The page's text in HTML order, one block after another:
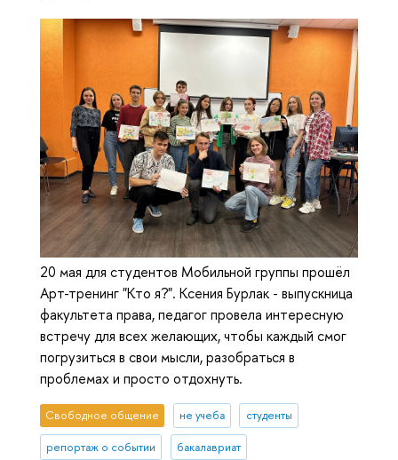
20 мая для студентов Мобильной группы прошёл
Арт-тренинг "Кто я?". Ксения Бурлак - выпускница
факультета права, педагог провела интересную
встречу для всех желающих, чтобы каждый смог
погрузиться в свои мысли, разобраться в
проблемах и просто отдохнуть.
Свободное общение не учеба студенты
репортаж о событии бакалавриат